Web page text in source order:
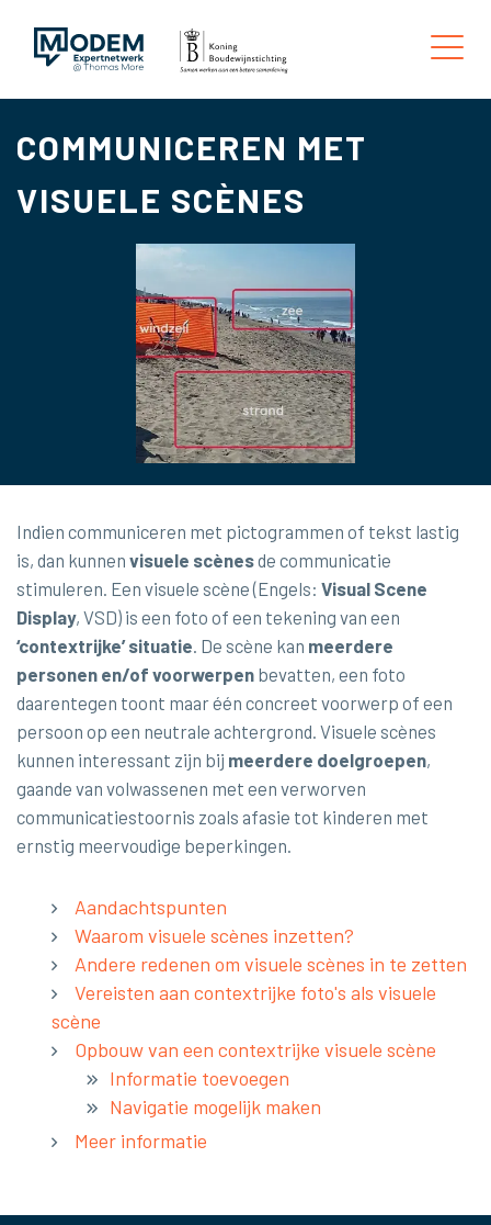
COMMUNICEREN MET
VISUELE SCÈNES
Indien communiceren met pictogrammen of tekst lastig
is, dan kunnen visuele scènesde communicatie
stimuleren. Een visuele scène (Engels: Visual Scene
Display, VSD) is een foto of een tekening van een
‘contextrijke’ situatie. De scène kan meerdere
personen en/of voorwerpen bevatten, een foto
daarentegen toont maar één concreet voorwerp of een
persoon op een neutrale achtergrond. Visuele scènes
kunnen interessant zijn bij meerdere doelgroepen,
gaande van volwassenen met een verworven
communicatiestoornis zoals afasie tot kinderen met
ernstig meervoudige beperkingen.
Aandachtspunten
Waarom visuele scènes inzetten?
Andere redenen om visuele scènes in te zetten
Vereisten aan contextrijke foto's als visuele
scène
Opbouw van een contextrijke visuele scène
Informatie toevoegen
Navigatie mogelijk maken
Meer informatie